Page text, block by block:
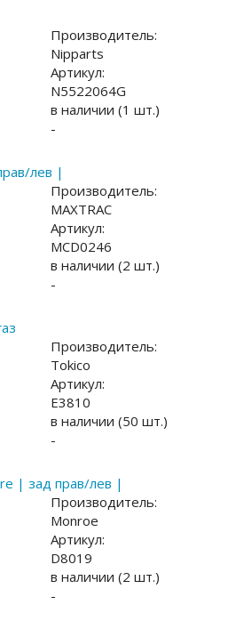
Производитель:
Nipparts
Артикул:
N5522064G
в наличии (1 шт.)
-
лев |
Производитель:
MAXTRAC
Артикул:
MCD0246
в наличии (2 шт.)
-
Производитель:
Tokico
Артикул:
E3810
в наличии (50 шт.)
-
| зад прав/лев |
Производитель:
Monroe
Артикул:
D8019
в наличии (2 шт.)
-